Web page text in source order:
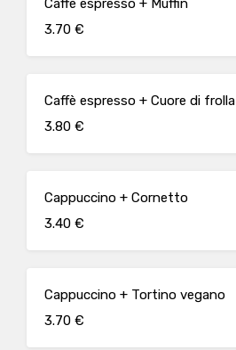
Caffè espresso + Muffin
3.70 €
Caffè espresso + Cuore di frolla
3.80 €
Cappuccino + Cornetto
3.40 €
Cappuccino + Tortino vegano
3.70 €